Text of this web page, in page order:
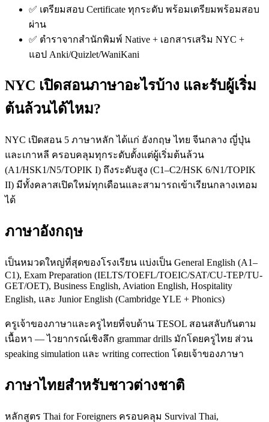
✅ เตรียมสอบ Certificate ทุกระดับ พร้อมเตรียมพร้อมสอบ
ผ่าน
✅ ตำราจากสำนักพิมพ์ Native + เอกสารเสริม NYC +
แอป Anki/Quizlet/WaniKani
NYC เปิดสอนภาษาอะไรบ้าง และรับผู้เริ่ม
ต้นล้วนได้ไหม?
NYC เปิดสอน 5 ภาษาหลัก ได้แก่ อังกฤษ ไทย จีนกลาง ญี่ปุ่น
และเกาหลี ครอบคลุมทุกระดับตั้งแต่ผู้เริ่มต้นล้วน
(A1/HSK1/N5/TOPIK I) ถึงระดับสูง (C1–C2/HSK 6/N1/TOPIK
II) มีทั้งคลาสเปิดใหม่ทุกเดือนและสามารถเข้าเรียนกลางเทอม
ได้
ภาษาอังกฤษ
เป็นหมวดใหญ่ที่สุดของโรงเรียน แบ่งเป็น General English (A1–
C1), Exam Preparation (IELTS/TOEFL/TOEIC/SAT/CU-TEP/TU-
GET/OET), Business English, Aviation English, Hospitality
English, และ Junior English (Cambridge YLE + Phonics)
ครูเจ้าของภาษาและครูไทยที่จบด้าน TESOL สอนสลับกันตาม
เนื้อหา — ไวยากรณ์เชิงลึก grammar drills มักโดยครูไทย ส่วน
speaking simulation และ writing correction โดยเจ้าของภาษา
ภาษาไทยสำหรับชาวต่างชาติ
หลักสูตร Thai for Foreigners ครอบคลุม Survival Thai,